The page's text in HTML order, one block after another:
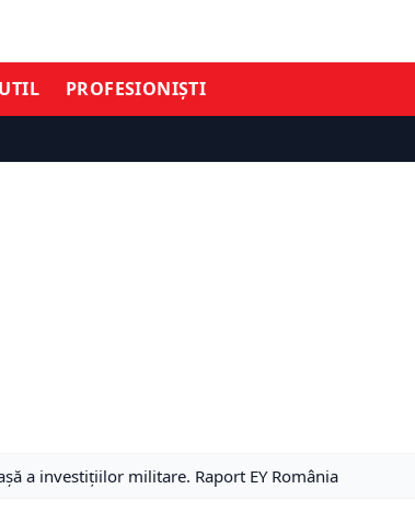
PROFESIONIȘTI
a investițiilor militare. Raport EY România